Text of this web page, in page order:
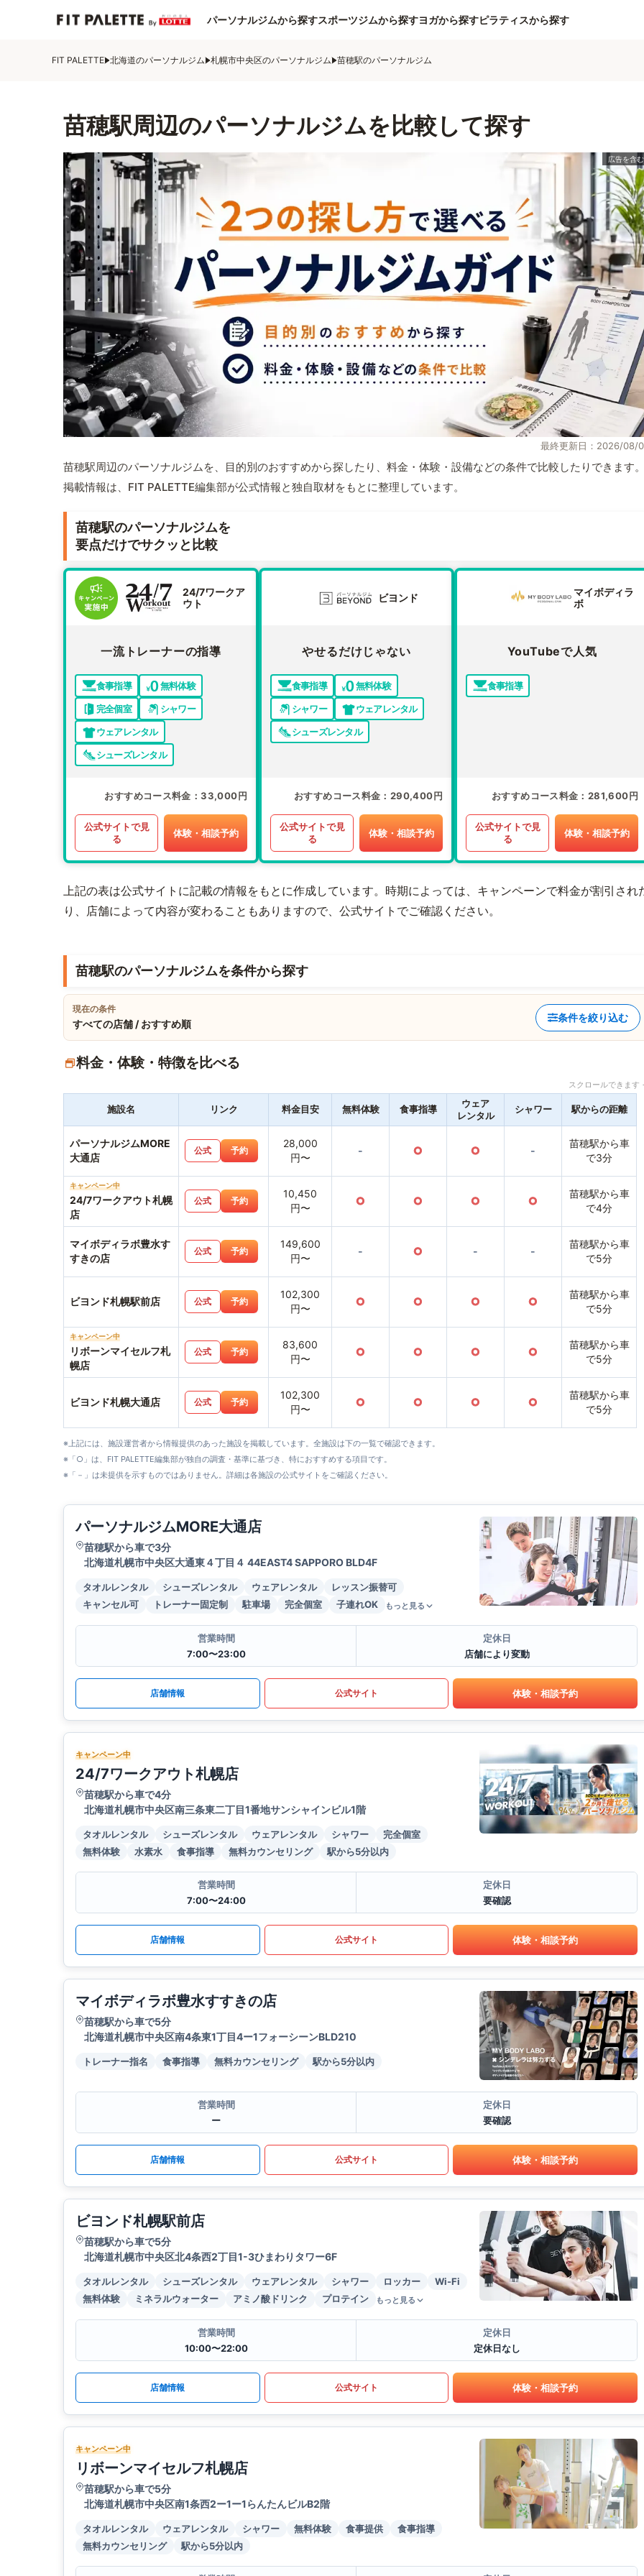
パーソナルジムから探すスポーツジムから探すヨガから探すピラティスから探す
FIT PALETTE 北海道のパーソナルジム 札幌市中央区のパーソナルジム 苗穂駅のパーソナルジム
苗穂駅周辺のパーソナルジムを比較して探す
最終更新日：2026/08/
苗穂駅周辺のパーソナルジムを、目的別のおすすめから探したり、料金・体験・設備などの条件で比較したりできます
掲載情報は、FIT PALETTE編集部が公式情報と独自取材をもとに整理しています。
苗穂駅のパーソナルジムを
要点だけでサクッと比較
24/7ワークア
ウト
一流トレーナーの指導
食事指導
無料体験
完全個室
シャワー
ウェアレンタル
シューズレンタル
おすすめコース料金 33,000円
公式サイトで見
る
体験・相談予約
ビヨンド
やせるだけじゃない
食事指導
無料体験
シャワー
ウェアレンタル
シューズレンタル
おすすめコース料金 290,400円
公式サイトで見
る
体験・相談予約
マイボディラ
ボ
YouTubeで人気
食事指導
おすすめコース料金 281,600円
公式サイトで見
る
体験・相談予約
上記の表は公式サイトに記載の情報をもとに作成しています。時期によっては、キャンペーンで料金が割引され
り、店舗によって内容が変わることもありますので、公式サイトでご確認ください。
苗穂駅のパーソナルジムを条件から探す
現在の条件
すべての店舗 / おすすめ順
条件を絞り込む
料金・体験・特徴を比べる
スクロールできま
施設名 リンク 料金目安 無料体験 食事指導
ウェア
レンタル
シャワー 駅からの距離
パーソナルジムMORE
大通店
公式 予約
28,000
円〜
- ○ ○ -
苗穂駅から車
で3分
キャンペーン中
24/7ワークアウト札幌
店
公式 予約
10,450
円〜
○ ○ ○ ○
苗穂駅から車
で4分
マイボディラボ豊水す
すきの店
公式 予約
149,600
円〜
- ○ - -
苗穂駅から車
で5分
ビヨンド札幌駅前店 公式 予約
102,300
円〜
○ ○ ○ ○
苗穂駅から車
で5分
キャンペーン中
リボーンマイセルフ札
幌店
公式 予約
83,600
円〜
○ ○ ○ ○
苗穂駅から車
で5分
ビヨンド札幌大通店 公式 予約
102,300
円〜
○ ○ ○ ○
苗穂駅から車
で5分
※上記には、施設運営者から情報提供のあった施設を掲載しています。全施設は下の一覧で確認できます。
※「○」は、FIT PALETTE編集部が独自の調査・基準に基づき、特におすすめする項目です。
※「－」は未提供を示すものではありません。詳細は各施設の公式サイトをご確認ください。
パーソナルジムMORE大通店
苗穂駅から車で3分
北海道札幌市中央区大通東４丁目４ 44EAST4 SAPPORO BLD4F
タオルレンタル シューズレンタル ウェアレンタル
レッスン振替可
キャンセル可
トレーナー固定制 駐車場 完全個室 子連れOK もっと見る
営業時間
7:00〜23:00
定休日
店舗により変動
店舗情報 公式サイト 体験・相談予約
キャンペーン中
24/7ワークアウト札幌店
苗穂駅から車で4分
北海道札幌市中央区南三条東二丁目1番地サンシャインビル1階
タオルレンタル シューズレンタル ウェアレンタル シャワー
完全個室
無料体験
水素水 食事指導 無料カウンセリング 駅から5分以内
営業時間
7:00〜24:00
定休日
要確認
店舗情報 公式サイト 体験・相談予約
マイボディラボ豊水すすきの店
苗穂駅から車で5分
北海道札幌市中央区南4条東1丁目4ー1フォーシーンBLD210
トレーナー指名 食事指導 無料カウンセリング 駅から5分以内
営業時間
ー
定休日
要確認
店舗情報 公式サイト 体験・相談予約
ビヨンド札幌駅前店
苗穂駅から車で5分
北海道札幌市中央区北4条西2丁目1-3ひまわりタワー6F
タオルレンタル シューズレンタル ウェアレンタル シャワー ロッカー
Wi-Fi
無料体験
ミネラルウォーター アミノ酸ドリンク プロテイン もっと見る
営業時間
10:00〜22:00
定休日
定休日なし
店舗情報 公式サイト 体験・相談予約
キャンペーン中
リボーンマイセルフ札幌店
苗穂駅から車で5分
北海道札幌市中央区南1条西2ー1ー1らんたんビルB2階
タオルレンタル ウェアレンタル シャワー 無料体験 食事提供
食事指導
無料カウンセリング
駅から5分以内